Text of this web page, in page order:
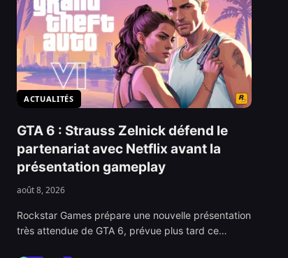
ACTUALITÉS
GTA 6 : Strauss Zelnick défend le
partenariat avec Netflix avant la
présentation gameplay
août 8, 2026
Rockstar Games prépare une nouvelle présentation
très attendue de GTA 6, prévue plus tard ce…